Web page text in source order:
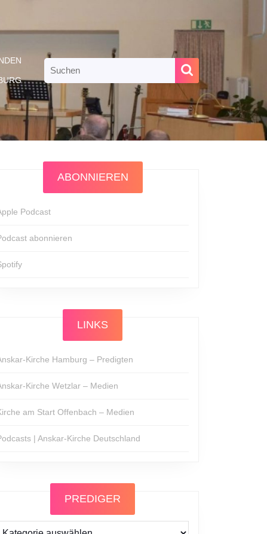
for:
ABONNIEREN
Podcast
abonnieren
LINKS
Kirche Hamburg – Predigten
Kirche Wetzlar – Medien
am Start Offenbach – Medien
| Anskar-Kirche Deutschland
PREDIGER
Prediger